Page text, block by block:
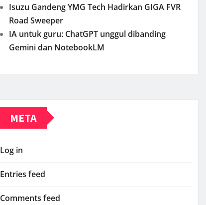
Isuzu Gandeng YMG Tech Hadirkan GIGA FVR
Road Sweeper
IA untuk guru: ChatGPT unggul dibanding
Gemini dan NotebookLM
META
Log in
Entries feed
Comments feed